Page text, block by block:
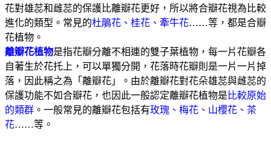
花對雄蕊和雌蕊的保護比離瓣花更好，所以將合瓣花視為比較
進化的類型。常見的杜鵑花、桂花、牽牛花……等，都是合瓣
花植物。
離瓣花植物是指花瓣分離不相連的雙子葉植物，每一片花瓣各
自著生於花托上，可以單獨分開，花落時花瓣則是一片一片掉
落，因此稱之為「離瓣花」。由於離瓣花對花朵雄蕊與雌蕊的
保護功能不如合瓣花，也因此一般認定離瓣花植物是 比較原始
的類群 。一般常見的離瓣花包括有玫瑰、梅花、山櫻花、茶
花……等。